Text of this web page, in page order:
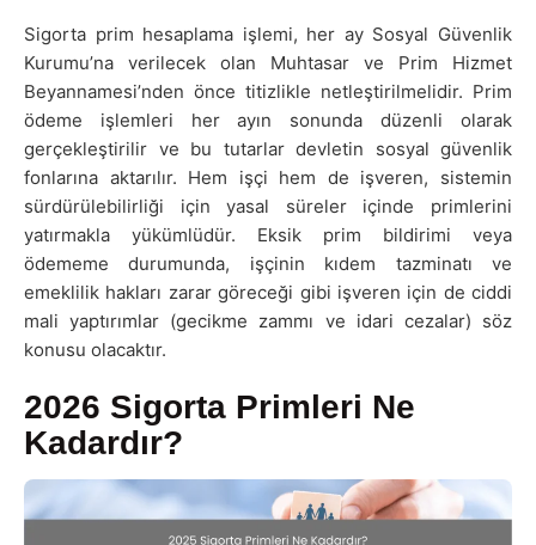
Sigorta prim hesaplama işlemi, her ay Sosyal Güvenlik
Kurumu’na verilecek olan Muhtasar ve Prim Hizmet
Beyannamesi’nden önce titizlikle netleştirilmelidir. Prim
ödeme işlemleri her ayın sonunda düzenli olarak
gerçekleştirilir ve bu tutarlar devletin sosyal güvenlik
fonlarına aktarılır. Hem işçi hem de işveren, sistemin
sürdürülebilirliği için yasal süreler içinde primlerini
yatırmakla yükümlüdür. Eksik prim bildirimi veya
ödememe durumunda, işçinin kıdem tazminatı ve
emeklilik hakları zarar göreceği gibi işveren için de ciddi
mali yaptırımlar (gecikme zammı ve idari cezalar) söz
konusu olacaktır.
2026 Sigorta Primleri Ne
Kadardır?